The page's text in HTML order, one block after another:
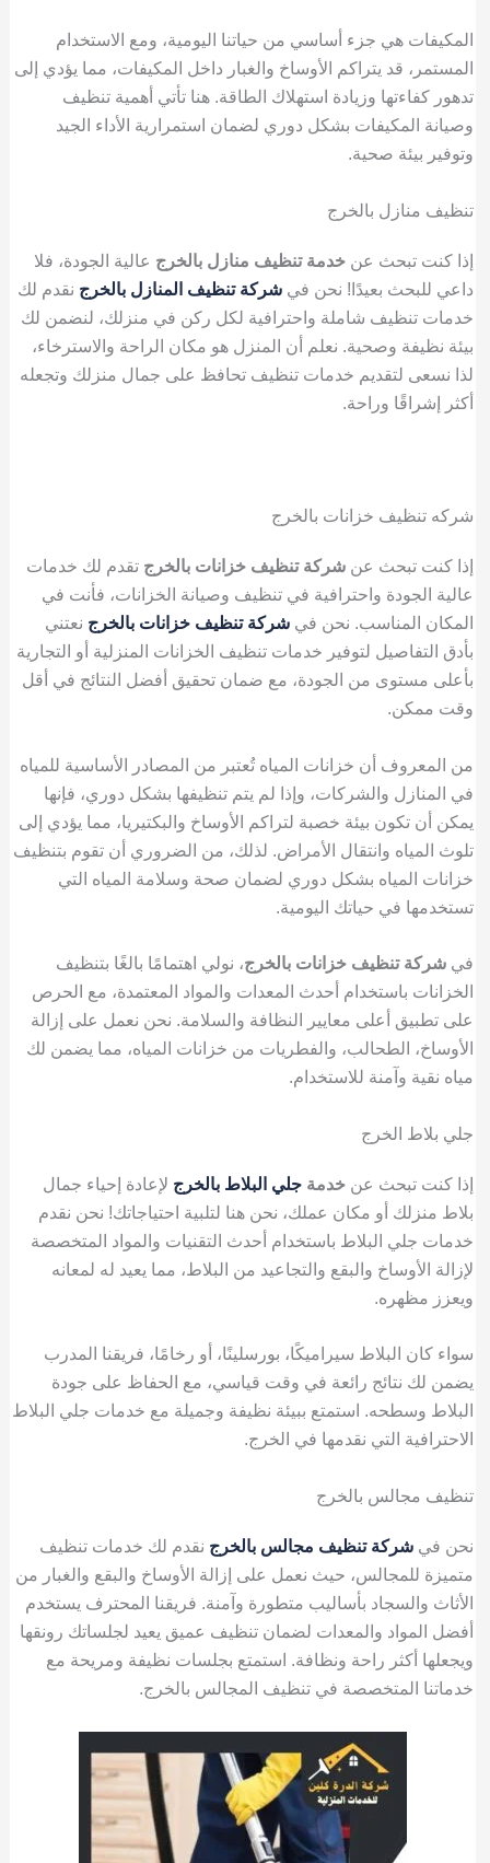
المكيفات هي جزء أساسي من حياتنا اليومية، ومع الاستخدام
المستمر، قد يتراكم الأوساخ والغبار داخل المكيفات، مما يؤدي إلى
تدهور كفاءتها وزيادة استهلاك الطاقة. هنا تأتي أهمية تنظيف
وصيانة المكيفات بشكل دوري لضمان استمرارية الأداء الجيد
وتوفير بيئة صحية.
تنظيف منازل بالخرج
إذا كنت تبحث عن خدمة تنظيف منازل بالخرج عالية الجودة، فلا
داعي للبحث بعيدًا! نحن في شركة تنظيف المنازل بالخرج نقدم لك
خدمات تنظيف شاملة واحترافية لكل ركن في منزلك، لنضمن لك
بيئة نظيفة وصحية. نعلم أن المنزل هو مكان الراحة والاسترخاء،
لذا نسعى لتقديم خدمات تنظيف تحافظ على جمال منزلك وتجعله
أكثر إشراقًا وراحة.
شركه تنظيف خزانات بالخرج
إذا كنت تبحث عن شركة تنظيف خزانات بالخرج تقدم لك خدمات
عالية الجودة واحترافية في تنظيف وصيانة الخزانات، فأنت في
المكان المناسب. نحن في شركة تنظيف خزانات بالخرج نعتني
بأدق التفاصيل لتوفير خدمات تنظيف الخزانات المنزلية أو التجارية
بأعلى مستوى من الجودة، مع ضمان تحقيق أفضل النتائج في أقل
وقت ممكن.
من المعروف أن خزانات المياه تُعتبر من المصادر الأساسية للمياه
في المنازل والشركات، وإذا لم يتم تنظيفها بشكل دوري، فإنها
يمكن أن تكون بيئة خصبة لتراكم الأوساخ والبكتيريا، مما يؤدي إلى
تلوث المياه وانتقال الأمراض. لذلك، من الضروري أن تقوم بتنظيف
خزانات المياه بشكل دوري لضمان صحة وسلامة المياه التي
تستخدمها في حياتك اليومية.
في شركة تنظيف خزانات بالخرج، نولي اهتمامًا بالغًا بتنظيف
الخزانات باستخدام أحدث المعدات والمواد المعتمدة، مع الحرص
على تطبيق أعلى معايير النظافة والسلامة. نحن نعمل على إزالة
الأوساخ، الطحالب، والفطريات من خزانات المياه، مما يضمن لك
مياه نقية وآمنة للاستخدام.
جلي بلاط الخرج
إذا كنت تبحث عن خدمة جلي البلاط بالخرج لإعادة إحياء جمال
بلاط منزلك أو مكان عملك، نحن هنا لتلبية احتياجاتك! نحن نقدم
خدمات جلي البلاط باستخدام أحدث التقنيات والمواد المتخصصة
لإزالة الأوساخ والبقع والتجاعيد من البلاط، مما يعيد له لمعانه
ويعزز مظهره.
سواء كان البلاط سيراميكًا، بورسلينًا، أو رخامًا، فريقنا المدرب
يضمن لك نتائج رائعة في وقت قياسي، مع الحفاظ على جودة
البلاط وسطحه. استمتع ببيئة نظيفة وجميلة مع خدمات جلي البلاط
الاحترافية التي نقدمها في الخرج.
تنظيف مجالس بالخرج
نحن في شركة تنظيف مجالس بالخرج نقدم لك خدمات تنظيف
متميزة للمجالس، حيث نعمل على إزالة الأوساخ والبقع والغبار من
الأثاث والسجاد بأساليب متطورة وآمنة. فريقنا المحترف يستخدم
أفضل المواد والمعدات لضمان تنظيف عميق يعيد لجلساتك رونقها
ويجعلها أكثر راحة ونظافة. استمتع بجلسات نظيفة ومريحة مع
خدماتنا المتخصصة في تنظيف المجالس بالخرج.